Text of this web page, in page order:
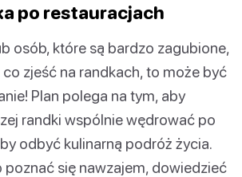
po restauracjach
osób, które są bardzo zagubione,
zjeść na randkach, to może być
Plan polega na tym, aby
randki wspólnie wędrować po
odbyć kulinarną podróż życia.
poznać się nawzajem, dowiedzieć